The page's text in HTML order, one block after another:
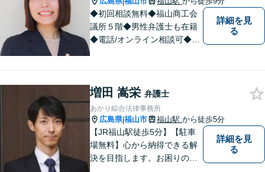
◆初回相談無料◆福山商工会
議所５階◆男性弁護士も在籍
◆電話/オンライン相談可◆離
話しにくいことも安心してご
相談ください。あなたの気持
ちに寄り添い、丁寧にお応え
します。
詳細を見
る
増田 嵩栄 弁護士
あかり綜合法律事務所
広島県|福山市 福山駅 から徒歩5分
【JR福山駅徒歩5分】【駐車
場無料】心から納得できる解
決を目指します。お困りの方
詳細を見
る